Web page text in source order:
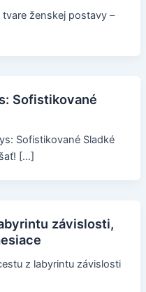
ženskej postavy –
Sofistikované
Sofistikované Sladké
[…]
závislosti,
z labyrintu závislosti